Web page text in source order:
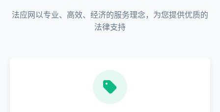
法应网以专业、高效、经济的服务理念，为您提供优质的
法律支持